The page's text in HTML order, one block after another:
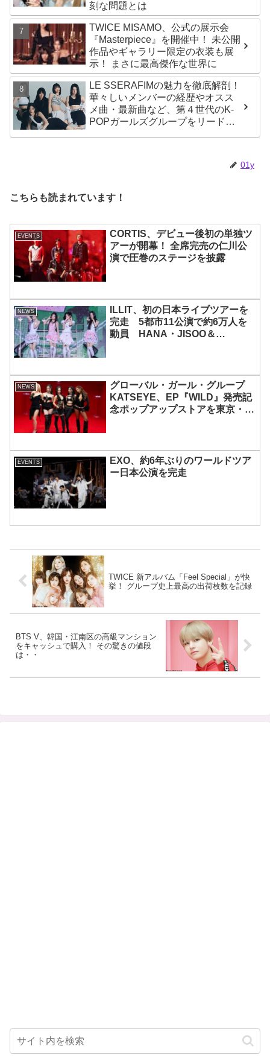
刻な問題とは
TWICE MISAMO、公式の展示会
『Masterpiece』を開催中！ 未公開
作品やギャラリー限定の衣装も展
示！ まさに最高傑作な世界に
LE SSERAFIMの魅力を徹底解剖！
華々しいメンバーの経歴やオスス
メ曲・最新曲など、第４世代のK-
POPガールズグループをリードす
01y
こちらも読まれています！
EVENTS
CORTIS、デビュー後初の単独ツ
アーが開幕！ 全席完売の仁川公
演で圧巻のステージを披露
NEWS
ILLIT、初の日本ライブツアーを
完走 5都市11公演で約6万人を
動員 HANA・JISOO＆
NEWS
グローバル・ガール・グループ
KATSEYE、EP『WILD』発売記
念ポップアップストアを東京・原
EVENTS
EXO、約6年ぶりのワールドツア
ー日本公演を完走
TWICE 新アルバム「Feel Special」が快
挙！ グループ史上最高の出荷枚数を記録
BTS V、韓国・江南区の高級マンション
をキャッシュで購入！ その驚きの値段
は・・